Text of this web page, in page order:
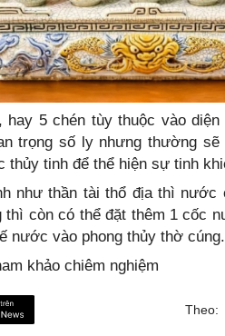
hay 5 chén tùy thuộc vào
trọng số ly nhưng thường
thủy tinh để thể hiện sự tinh
như thần tài thổ địa thì nước
thì còn có thể đặt thêm 1 cốc
nước vào phong thủy thờ cúng.
khảo chiêm nghiệm
Theo: